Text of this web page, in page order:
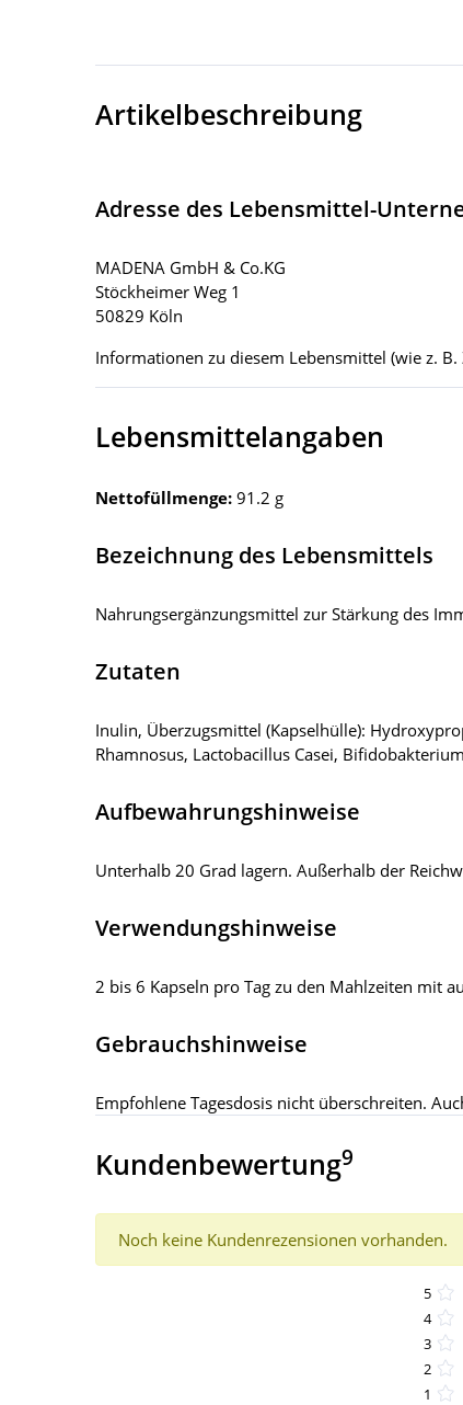
Artikelbeschreibung
Adresse des Lebensmittel-
MADENA GmbH & Co.KG
Stöckheimer Weg 1
50829 Köln
Informationen zu diesem Lebensmittel (wie z.
Lebensmittelangaben
Nettofüllmenge: 91.2 g
Bezeichnung des Lebensmittels
Nahrungsergänzungsmittel zur Stärkung des
Zutaten
Inulin, Überzugsmittel (Kapselhülle):
Rhamnosus, Lactobacillus Casei,
Aufbewahrungshinweise
Unterhalb 20 Grad lagern. Außerhalb der
Verwendungshinweise
2 bis 6 Kapseln pro Tag zu den Mahlzeiten mit
Gebrauchshinweise
Empfohlene Tagesdosis nicht überschreiten.
Kundenbewertung9
Noch keine Kundenrezensionen vorhanden.
5
4
3
2
1